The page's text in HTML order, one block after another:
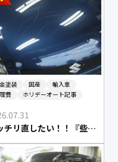
塗装 国産
輸入車
費
ホリデーオート記事
キッチリ直したい！！『些細なひっかき傷』